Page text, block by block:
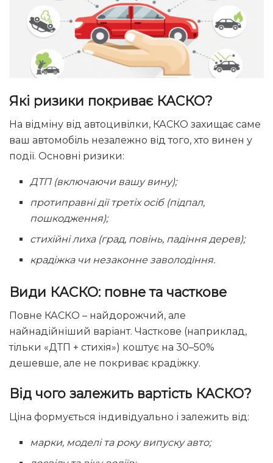
Які ризики покриває КАСКО?
На відміну від автоцивілки, КАСКО захищає саме
ваш автомобіль незалежно від того, хто винен у
події. Основні ризики:
ДТП (включаючи вашу вину);
протиправні дії третіх осіб (підпал,
пошкодження);
стихійні лиха (град, повінь, падіння дерев);
крадіжка чи незаконне заволодіння.
Види КАСКО: повне та часткове
Повне КАСКО – найдорожчий, але
найнадійніший варіант. Часткове (наприклад,
тільки «ДТП + стихія») коштує на 30–50%
дешевше, але не покриває крадіжку.
Від чого залежить вартість КАСКО?
Ціна формується індивідуально і залежить від:
марки, моделі та року випуску авто;